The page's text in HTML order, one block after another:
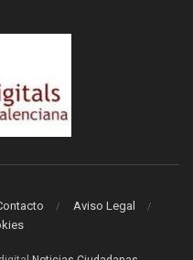
Aviso Legal